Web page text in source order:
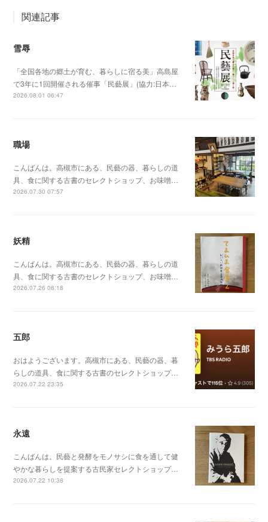
関連記事
雪辱
「全国各地の郷土が育む、暮らしに宿る美」高島屋
で3年に1回開催される催事「民藝展」(協力:日本…
2026.08.01 06:47
職場
こんばんは。高槻市にある、民藝の器、暮らしの道
具、食に関する古書のセレクトショップ、お味噌…
2026.07.30 07:57
妖精
こんばんは。高槻市にある、民藝の器、暮らしの道
具、食に関する古書のセレクトショップ、お味噌…
2026.07.26 08:18
五郎
おはようございます。高槻市にある、民藝の器、暮
らしの道具、食に関する古書のセレクトショップ…
2026.07.22 23:35
永遠
こんばんは。民藝と発酵をモノサシに食を通して健
やかな暮らしを提案する古民家セレクトショップ…
2026.07.22 10:38